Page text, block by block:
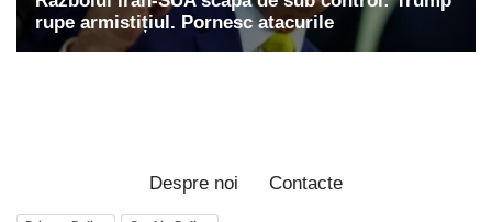
Despre noi Contacte